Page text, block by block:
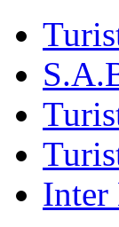
Inter